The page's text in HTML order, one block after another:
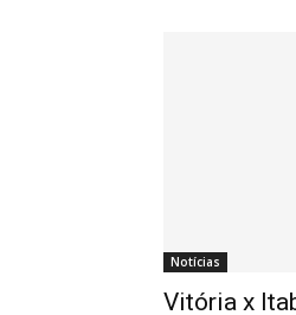
Notícias
Vitória x